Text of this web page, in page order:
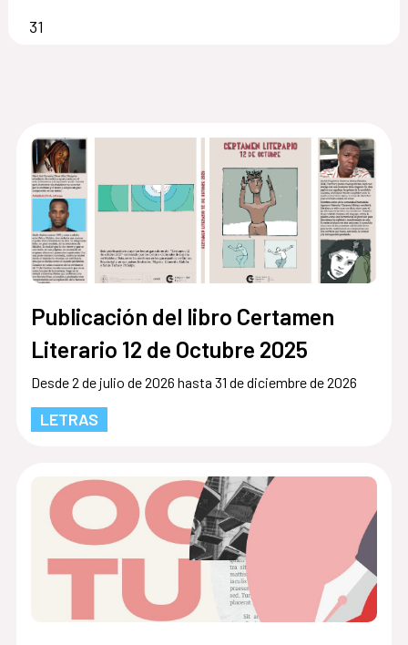
Publicación del libro Certamen
Literario 12 de Octubre 2025
Desde 2 de julio de 2026 hasta 31 de diciembre de 2026
LETRAS
31